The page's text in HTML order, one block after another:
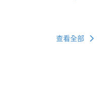
查看全部